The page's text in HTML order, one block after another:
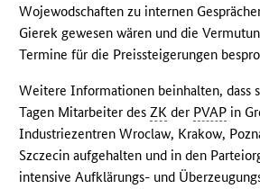
Wojewodschaften zu internen
Gierek gewesen wären und die
Termine für die Preissteigerungen
Weitere Informationen beinhalten, dass
Tagen Mitarbeiter desZK der PVAP in
Industriezentren Wroclaw, Krakow,
Szczecin aufgehalten und in den
intensive Aufklärungs- und